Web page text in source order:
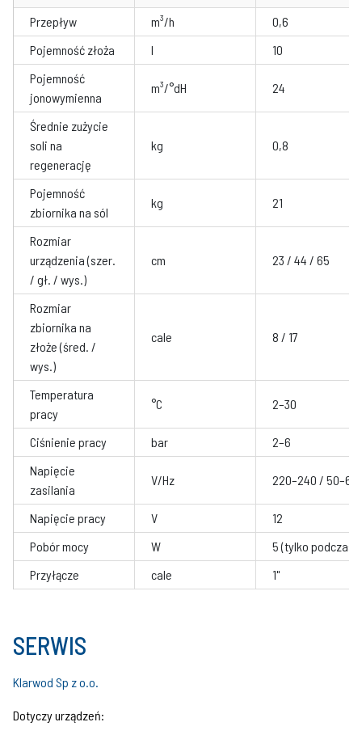
Przepływ
m³/h
0,6
Pojemność złoża
l
10
Pojemność
jonowymienna
m³/°dH 24
Średnie zużycie
soli na
regenerację
kg 0,8
Pojemność
zbiornika na sól
kg 21
Rozmiar
urządzenia (szer.
/ gł. / wys.)
cm 23 / 44 / 65
Rozmiar
zbiornika na
złoże (śred. /
wys.)
cale 8 / 17
Temperatura
pracy
°C 2–30
Ciśnienie pracy bar
2–6
Napięcie
zasilania
V/Hz 220–240 / 50–60
Napięcie pracy V
12
Pobór mocy
W
5 (tylko podczas
Przyłącze
cale 1"
SERWIS
Klarwod Sp z o.o.
Dotyczy urządzeń: